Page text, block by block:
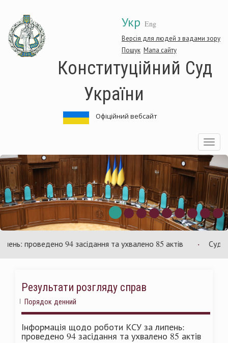
основного
матеріалу
Укр Eng
Версія для людей з вадами зору
Пошук Мапа сайту
Конституційний Суд
України
Офіційний вебсайт
Toggle
Конституційний
Суд
України
проведено 94 засідання та ухвалено 85 актів Суд
Результати розгляду справ
Порядок денний
Інформація щодо роботи КСУ за липень:
проведено 94 засідання та ухвалено 85 актів